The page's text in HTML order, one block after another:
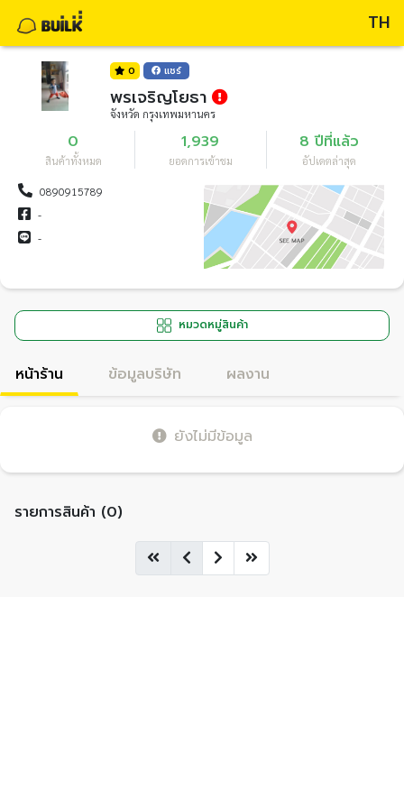
TH
0 แชร์
พรเจริญโยธา
จังหวัด กรุงเทพมหานคร
0
สินค้าทั้งหมด
1,939
ยอดการเข้าชม
8 ปีที่แล้ว
อัปเดตล่าสุด
0890915789
-
-
หมวดหมู่สินค้า
หน้าร้าน ข้อมูลบริษัท ผลงาน
ยังไม่มีข้อมูล
รายการสินค้า (0)